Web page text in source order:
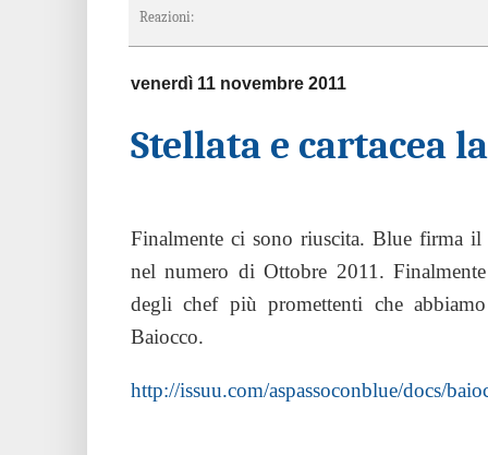
Reazioni:
venerdì 11 novembre 2011
Stellata e cartacea
Finalmente ci sono riuscita. Blue firma
nel numero di Ottobre 2011.
degli chef più promettenti che
Baiocco.
http://issuu.com/aspassoconblue/docs/